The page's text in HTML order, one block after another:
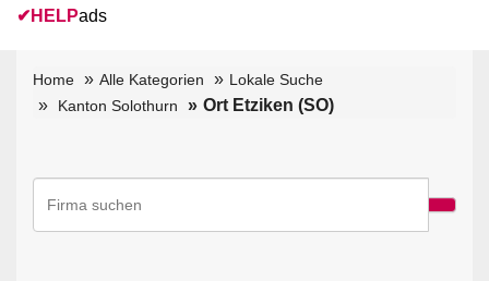
✔ HELPads
Home Alle Kategorien
Lokale Suche
Kanton Solothurn
Ort Etziken (SO)